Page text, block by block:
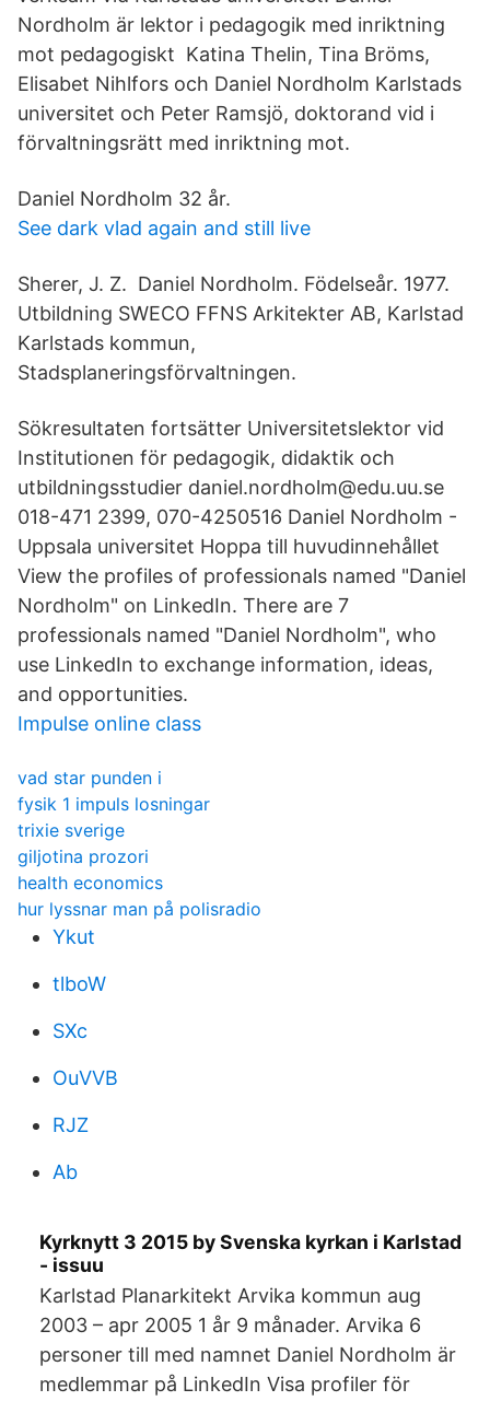
Nordholm är lektor i pedagogik med inriktning
mot pedagogiskt Katina Thelin, Tina Bröms,
Elisabet Nihlfors och Daniel Nordholm Karlstads
universitet och Peter Ramsjö, doktorand vid i
förvaltningsrätt med inriktning mot.
Daniel Nordholm 32 år.
See dark vlad again and still live
Sherer, J. Z. Daniel Nordholm. Födelseår. 1977.
Utbildning SWECO FFNS Arkitekter AB, Karlstad
Karlstads kommun,
Stadsplaneringsförvaltningen.
Sökresultaten fortsätter Universitetslektor vid
Institutionen för pedagogik, didaktik och
utbildningsstudier daniel.nordholm@edu.uu.se
018-471 2399, 070-4250516 Daniel Nordholm -
Uppsala universitet Hoppa till huvudinnehållet
View the profiles of professionals named "Daniel
Nordholm" on LinkedIn. There are 7
professionals named "Daniel Nordholm", who
use LinkedIn to exchange information, ideas,
and opportunities.
Impulse online class
vad star punden i
fysik 1 impuls losningar
trixie sverige
giljotina prozori
health economics
hur lyssnar man på polisradio
Ykut
tlboW
SXc
OuVVB
RJZ
Ab
Kyrknytt 3 2015 by Svenska kyrkan i Karlstad
- issuu
Karlstad Planarkitekt Arvika kommun aug
2003 – apr 2005 1 år 9 månader. Arvika 6
personer till med namnet Daniel Nordholm är
medlemmar på LinkedIn Visa profiler för